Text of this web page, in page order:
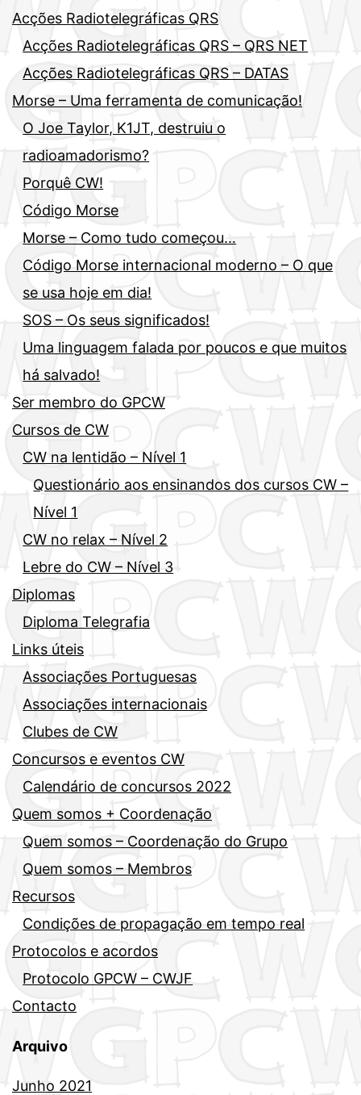
Acções Radiotelegráficas QRS
Acções Radiotelegráficas QRS – QRS NET
Acções Radiotelegráficas QRS – DATAS
Morse – Uma ferramenta de comunicação!
O Joe Taylor, K1JT, destruiu o
radioamadorismo?
Porquê CW!
Código Morse
Morse – Como tudo começou…
Código Morse internacional moderno – O que
se usa hoje em dia!
SOS – Os seus significados!
Uma linguagem falada por poucos e que muitos
há salvado!
Ser membro do GPCW
Cursos de CW
CW na lentidão – Nível 1
Questionário aos ensinandos dos cursos CW –
Nível 1
CW no relax – Nível 2
Lebre do CW – Nível 3
Diplomas
Diploma Telegrafia
Links úteis
Associações Portuguesas
Associações internacionais
Clubes de CW
Concursos e eventos CW
Calendário de concursos 2022
Quem somos + Coordenação
Quem somos – Coordenação do Grupo
Quem somos – Membros
Recursos
Condições de propagação em tempo real
Protocolos e acordos
Protocolo GPCW – CWJF
Contacto
Arquivo
Junho 2021